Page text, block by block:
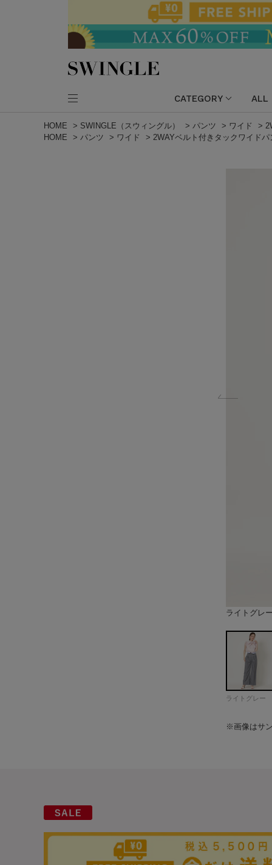
CATEGORY ALL
HOME > SWINGLE（スウィングル） > パンツ > ワイド >
HOME
> パンツ > ワイド > 2WAYベルト付きタックワイドパ
ライトグレ
ミント
ネイビー
model：
model：
model：
model：
model：
model：
model：
model：
model：
model：
model：
model：
ライトグレー
※画像はサ